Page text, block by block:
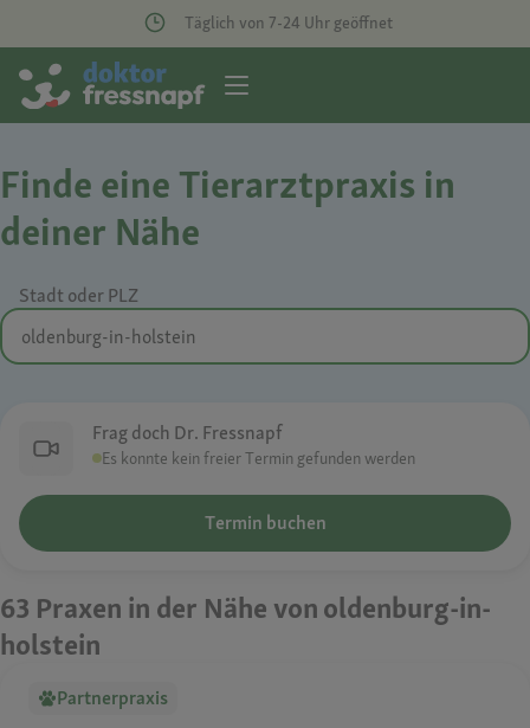
Täglich von 7-24 Uhr geöffnet
Finde eine Tierarztpraxis in
deiner Nähe
Stadt oder PLZ
Frag doch Dr. Fressnapf
Es konnte kein freier Termin gefunden werden
Termin buchen
63 Praxen in der Nähe von oldenburg-in-
holstein
Partnerpraxis